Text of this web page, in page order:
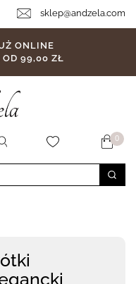
sklep@andzela.com
ONLINE
OD 99,00 ZŁ
0